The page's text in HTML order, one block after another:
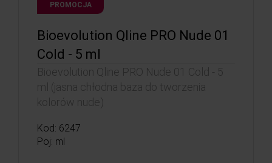
PROMOCJA
Bioevolution Qline PRO Nude 01
Cold - 5 ml
Bioevolution Qline PRO Nude 01 Cold - 5
ml (jasna chłodna baza do tworzenia
kolorów nude)
Kod: 6247
Poj: ml